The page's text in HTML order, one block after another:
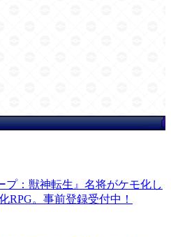
プ：獣神転生』名将がケモ化し
RPG。事前登録受付中！